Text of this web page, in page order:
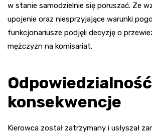
w stanie samodzielnie się poruszać. Ze
upojenie oraz niesprzyjające warunki
funkcjonariusze podjęli decyzję o
mężczyzn na komisariat.
konsekwencje
Kierowca został zatrzymany i usłyszał